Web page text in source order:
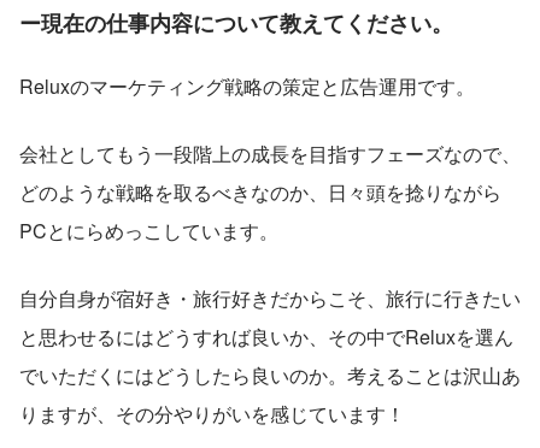
ー現在の仕事内容について教えてください。
Reluxのマーケティング戦略の策定と広告運用です。
会社としてもう一段階上の成長を目指すフェーズなので、
どのような戦略を取るべきなのか、日々頭を捻りながら
PCとにらめっこしています。
自分自身が宿好き・旅行好きだからこそ、旅行に行きたい
と思わせるにはどうすれば良いか、その中でReluxを選ん
でいただくにはどうしたら良いのか。考えることは沢山あ
りますが、その分やりがいを感じています！